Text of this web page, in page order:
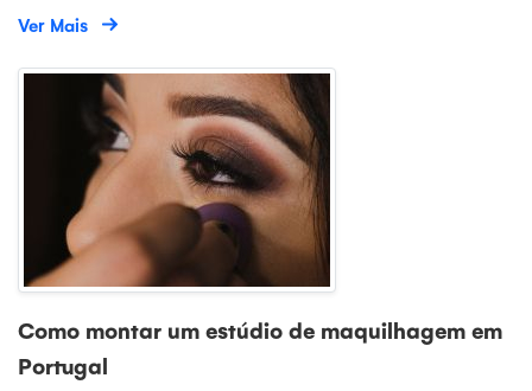
Ver Mais
Como montar um estúdio de maquilhagem em
Portugal